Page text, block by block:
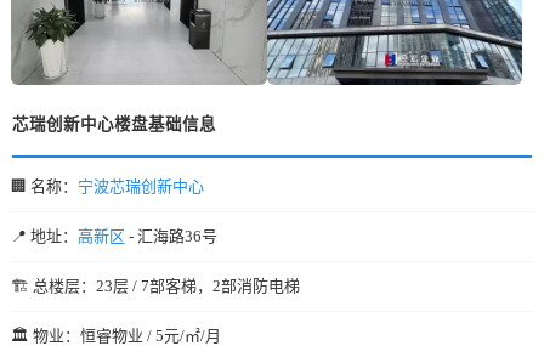
芯瑞创新中心楼盘基础信息
🏢 名称： 宁波芯瑞创新中心
📍 地址： 高新区 - 汇海路36号
🏗️ 总楼层：23层 / 7部客梯，2部消防电梯
🏛️ 物业：恒睿物业 / 5元/㎡/月